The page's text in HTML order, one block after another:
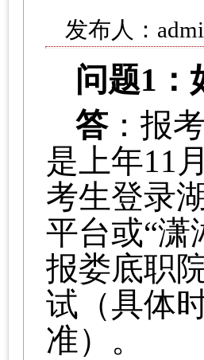
发布人：
问题1：
答： 报
是上年11
考生登录
平台或“潇
报娄底职
试（具体
准）。